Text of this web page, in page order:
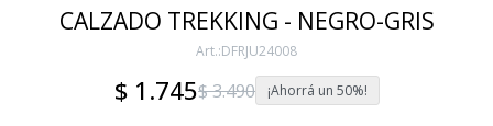
CALZADO TREKKING - NEGRO-GRIS
DFRJU24008
$ 1.745$3.490 50